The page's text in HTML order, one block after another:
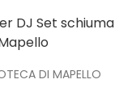
DJ Set schiuma
DI MAPELLO